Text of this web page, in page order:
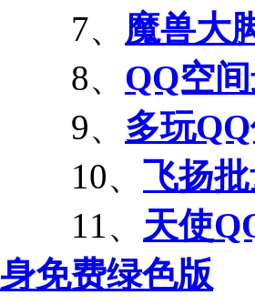
7、 魔兽大
8、 QQ空
9、 多玩
10、 飞扬
11、 天使
身免费绿色版